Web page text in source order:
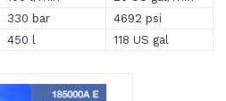
330 bar
4692 psi
450 l 118 US gal